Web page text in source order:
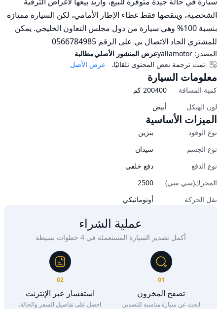
للمشتري الجاد الاتصال بي على الرقم 0566784985
المصدر: yallamotorعرض المنشور الأصليمطالبة
عرض الأصل
تمت ترجمة بعض المحتوى تلقائيًا.
معلومات السيارة
كمية المسافة 200400 كم
لون الهيكل
أبيض
الميزات الأساسية
نوع الوقود
بنزين
نوع الجسم
سيدان
نوع الدفع
دفع خلفي
المحرك(سي سي)
2500
نقل الحركة
أوتوماتيكي
عملية الشراء
أكمل تصدير السيارة المستعملة في 4 خطوات بسيطة
01
تصفح المخزون
ابحث عن سيارة مناسبة للتصدير.
02
استفسار عبر الإنترنت
احصل على تفاصيل السعر والحالة.